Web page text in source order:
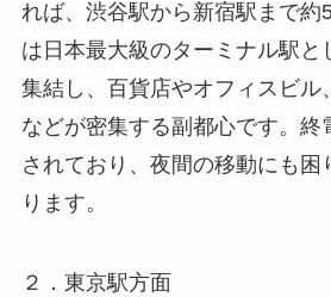
れば、渋谷駅から新宿駅まで約
は日本最大級のターミナル駅と
集結し、百貨店やオフィスビル
などが密集する副都心です。終
されており、夜間の移動にも困
ります。
２．東京駅方面